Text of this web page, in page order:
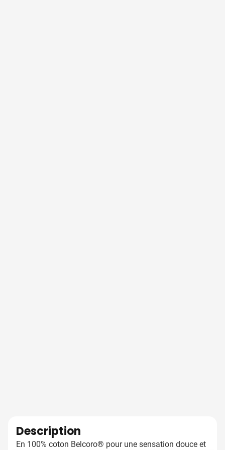
Description
En 100% coton Belcoro® pour une sensation douce et